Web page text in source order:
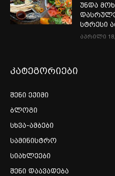
უნდა
სტრესი
აპრილი 18,
კატეგორიები
შენი ექიმი
ბლოგი
სხვა-ამბები
სამინისტრო
სიახლეები
შენი დაავადება